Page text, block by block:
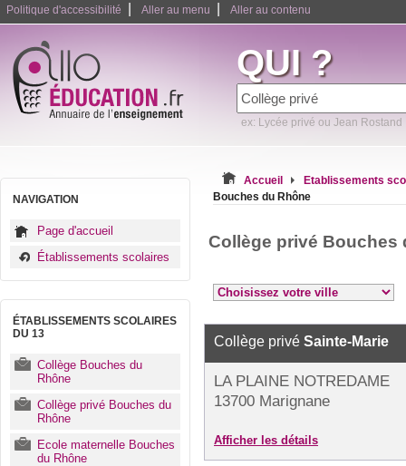
Politique d'accessibilité Aller au menu Aller au contenu
QUI ?
ex: Lycée privé ou Jean Rostand
NAVIGATION
Page d'accueil
Établissements scolaires
ÉTABLISSEMENTS SCOLAIRES
DU 13
Collège Bouches du
Rhône
Collège privé Bouches du
Rhône
Ecole maternelle Bouches
du Rhône
Accueil
Etablissements
Bouches du Rhône
Collège privé Bouches
Collège privé Sainte-Marie
LA PLAINE NOTREDAME
13700 Marignane
Afficher les détails